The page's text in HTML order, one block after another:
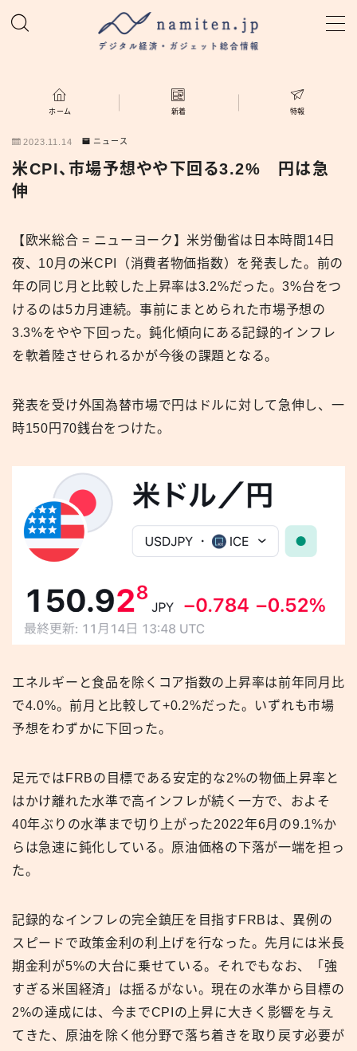
ホーム
新着
namiten.jp
ホーム 新着 特報
2023.11.14 ニュース
米CPI、市場予想やや下回る3.2% 円は急
伸
【欧米総合 = ニューヨーク】米労働省は日本時間14日
夜、10月の米CPI（消費者物価指数）を発表した。前の
年の同じ月と比較した上昇率は3.2%だった。3%台をつ
けるのは5カ月連続。事前にまとめられた市場予想の
3.3%をやや下回った。鈍化傾向にある記録的インフレ
を軟着陸させられるかが今後の課題となる。
発表を受け外国為替市場で円はドルに対して急伸し、一
時150円70銭台をつけた。
エネルギーと食品を除くコア指数の上昇率は前年同月比
で4.0%。前月と比較して+0.2%だった。いずれも市場
予想をわずかに下回った。
足元ではFRBの目標である安定的な2%の物価上昇率と
はかけ離れた水準で高インフレが続く一方で、およそ
40年ぶりの水準まで切り上がった2022年6月の9.1%か
らは急速に鈍化している。原油価格の下落が一端を担っ
た。
記録的なインフレの完全鎮圧を目指すFRBは、異例の
スピードで政策金利の利上げを行なった。先月には米長
期金利が5%の大台に乗せている。それでもなお、「強
すぎる米国経済」は揺るがない。現在の水準から目標の
2%の達成には、今までCPIの上昇に大きく影響を与え
てきた、原油を除く他分野で落ち着きを取り戻す必要が